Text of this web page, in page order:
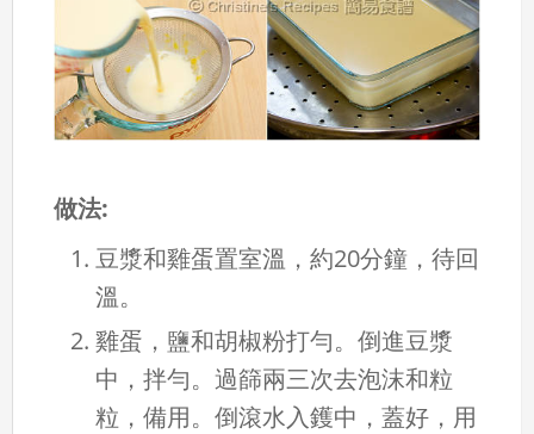
做法:
豆漿和雞蛋置室溫，約20分鐘，待回
溫。
雞蛋，鹽和胡椒粉打勻。倒進豆漿
中，拌勻。過篩兩三次去泡沫和粒
粒，備用。倒滾水入鑊中，蓋好，用